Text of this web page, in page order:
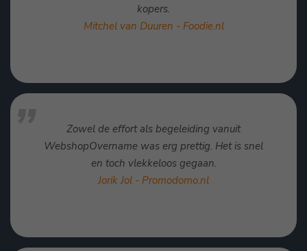
kopers.
Mitchel van Duuren - Foodie.nl
Zowel de effort als begeleiding vanuit
WebshopOvername was erg prettig. Het is snel
en toch vlekkeloos gegaan.
Jorik Jol - Promodomo.nl